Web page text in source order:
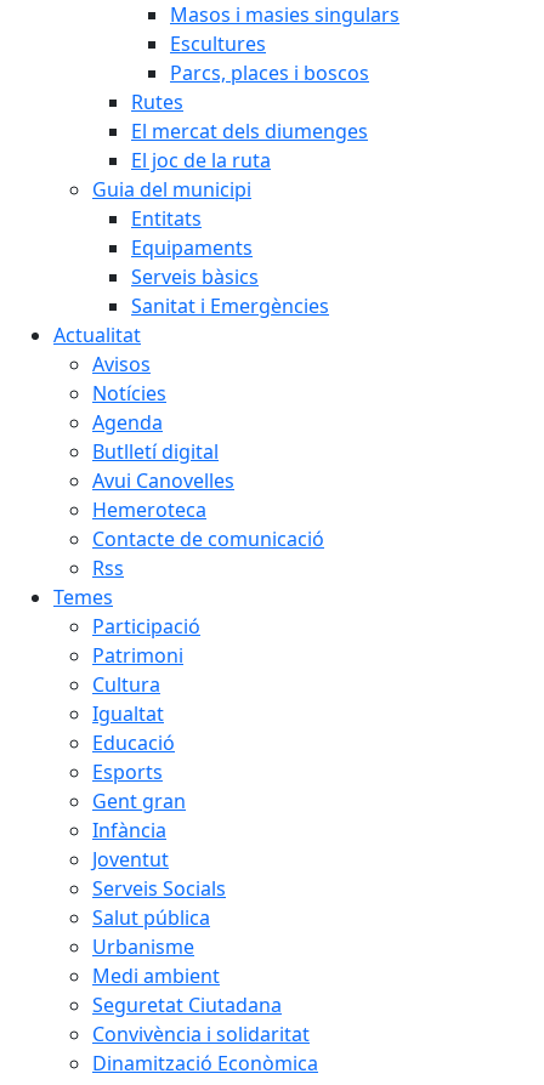
Masos i masies singulars
Escultures
Parcs, places i boscos
Rutes
El mercat dels diumenges
El joc de la ruta
Guia del municipi
Entitats
Equipaments
Serveis bàsics
Sanitat i Emergències
Actualitat
Avisos
Notícies
Agenda
Butlletí digital
Avui Canovelles
Hemeroteca
Contacte de comunicació
Rss
Temes
Participació
Patrimoni
Cultura
Igualtat
Educació
Esports
Gent gran
Infància
Joventut
Serveis Socials
Salut pública
Urbanisme
Medi ambient
Seguretat Ciutadana
Convivència i solidaritat
Dinamització Econòmica